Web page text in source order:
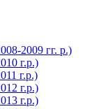
2009 гг. р.)
г.р.)
г.р.)
г.р.)
г.р.)